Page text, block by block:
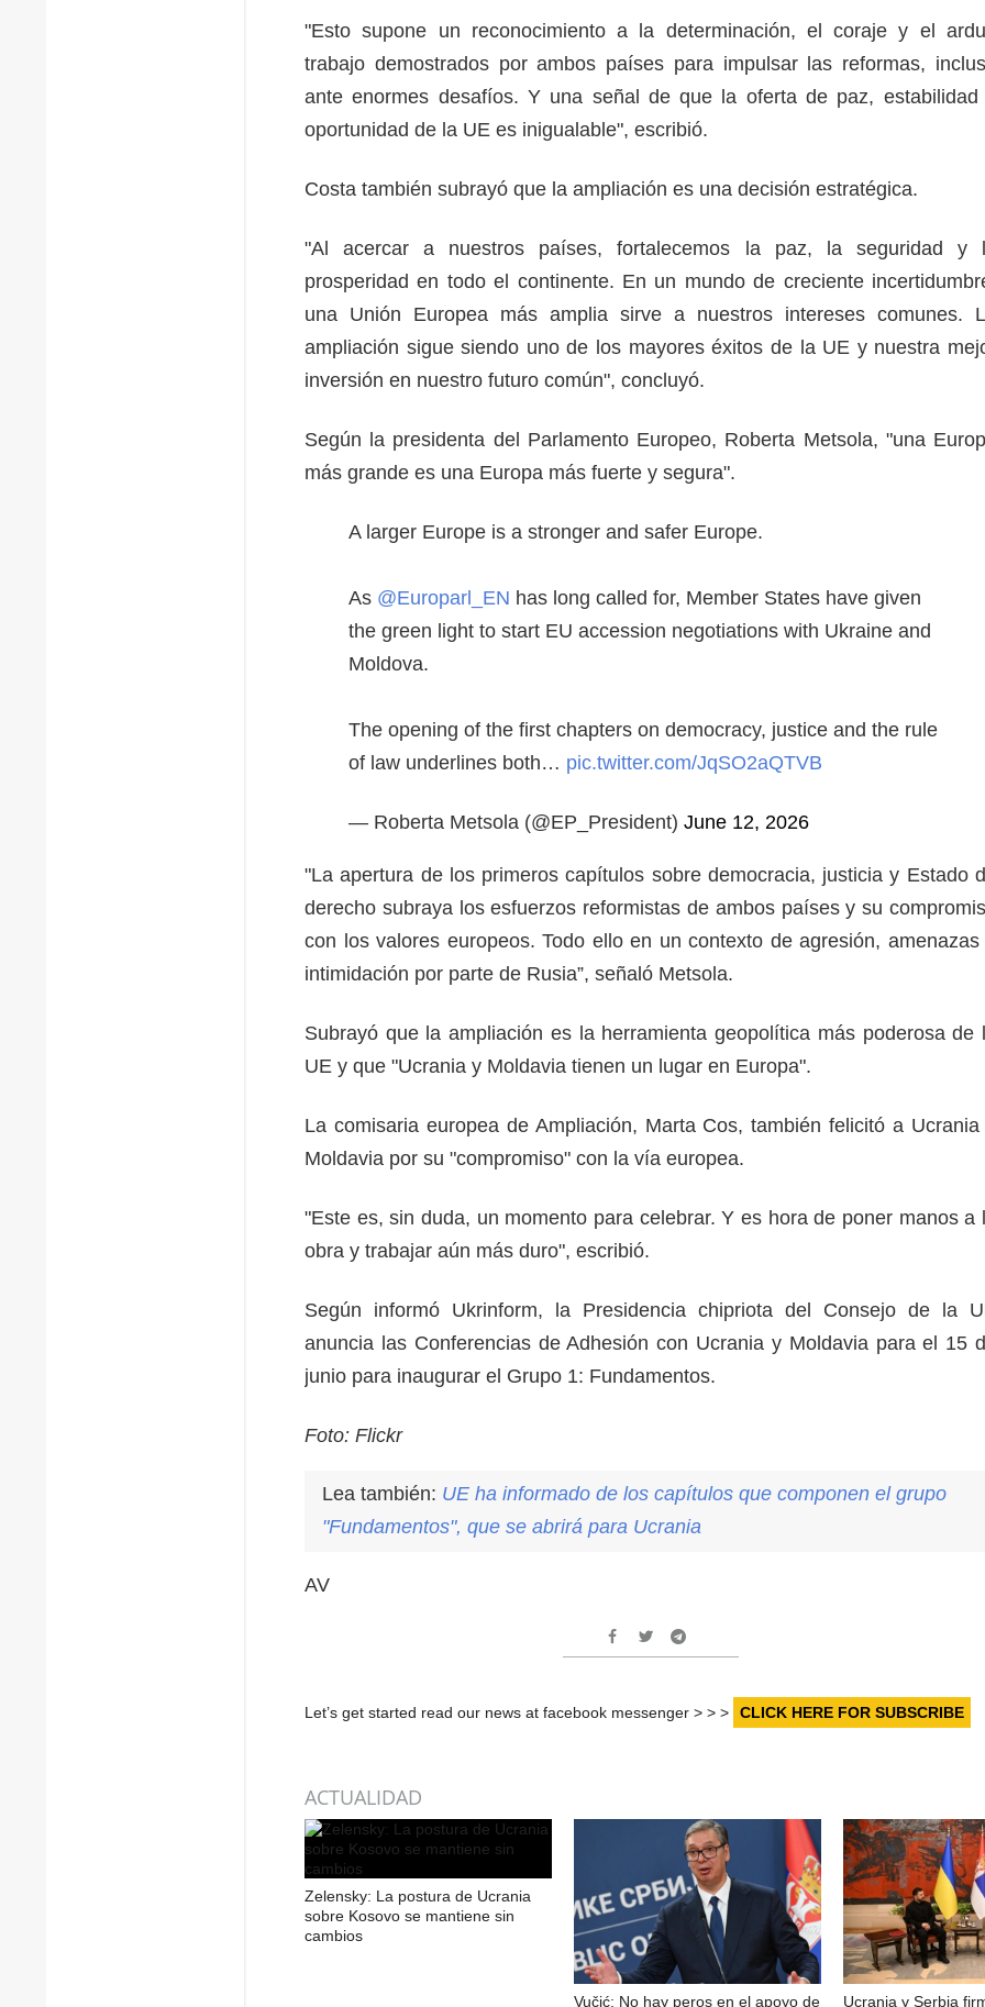
"Esto supone un reconocimiento a la determinación, el coraje y el
trabajo demostrados por ambos países para impulsar las reformas,
ante enormes desafíos. Y una señal de que la oferta de paz, estabilidad
oportunidad de la UE es inigualable", escribió.
Costa también subrayó que la ampliación es una decisión estratégica.
"Al acercar a nuestros países, fortalecemos la paz, la seguridad y
prosperidad en todo el continente. En un mundo de creciente
una Unión Europea más amplia sirve a nuestros intereses comunes.
ampliación sigue siendo uno de los mayores éxitos de la UE y nuestra
inversión en nuestro futuro común", concluyó.
Según la presidenta del Parlamento Europeo, Roberta Metsola, "una
más grande es una Europa más fuerte y segura".
A larger Europe is a stronger and safer Europe.
As @Europarl_EN has long called for, Member States have given
the green light to start EU accession negotiations with Ukraine and
Moldova.
The opening of the first chapters on democracy, justice and the rule
of law underlines both… pic.twitter.com/JqSO2aQTVB
— Roberta Metsola (@EP_President) June 12, 2026
"La apertura de los primeros capítulos sobre democracia, justicia y Estado
derecho subraya los esfuerzos reformistas de ambos países y su
con los valores europeos. Todo ello en un contexto de agresión, amenazas
intimidación por parte de Rusia”, señaló Metsola.
Subrayó que la ampliación es la herramienta geopolítica más poderosa de
UE y que "Ucrania y Moldavia tienen un lugar en Europa".
La comisaria europea de Ampliación, Marta Cos, también felicitó a Ucrania
Moldavia por su "compromiso" con la vía europea.
"Este es, sin duda, un momento para celebrar. Y es hora de poner manos a
obra y trabajar aún más duro", escribió.
Según informó Ukrinform, la Presidencia chipriota del Consejo de la
anuncia las Conferencias de Adhesión con Ucrania y Moldavia para el 15
junio para inaugurar el Grupo 1: Fundamentos.
Foto: Flickr
Lea también: UE ha informado de los capítulos que componen el grupo
"Fundamentos", que se abrirá para Ucrania
AV
Let’s get started read our news at facebook messenger > > > CLICK HERE FOR SUBSCRIBE
ACTUALIDAD
Zelensky: La postura de Ucrania
sobre Kosovo se mantiene sin
cambios
Vučić: No hay peros en el apoyo de Ucrania y Serbia